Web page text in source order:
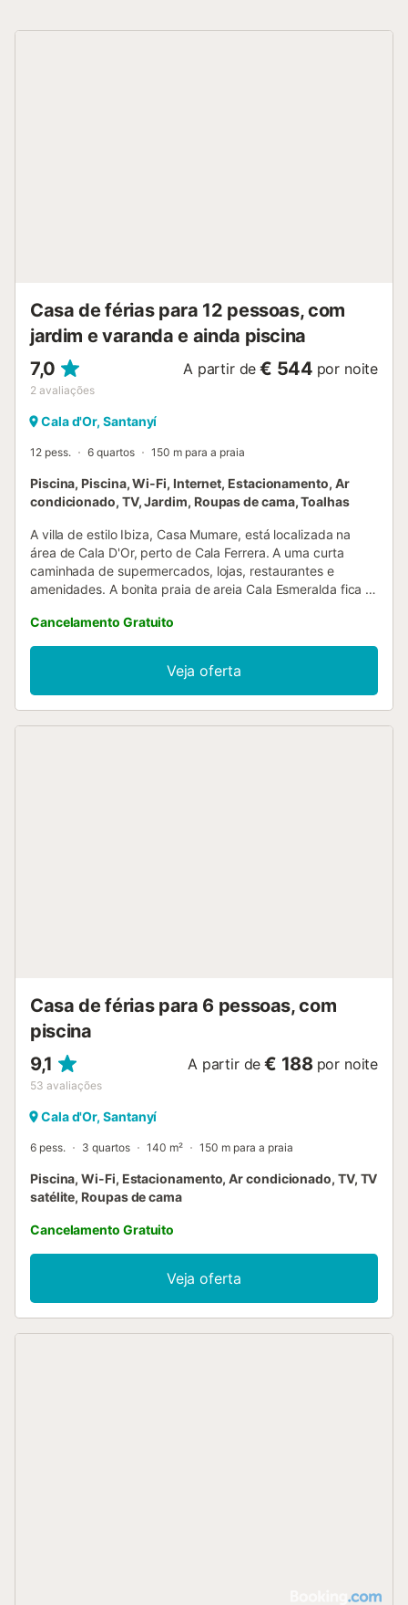
Casa de férias para 12 pessoas, com
jardim e varanda e ainda piscina
7,0
2 avaliações
A partir de € 544 por noite
Cala d'Or, Santanyí
12 pess. 6 quartos 150 m para a praia
Piscina, Piscina, Wi-Fi, Internet, Estacionamento, Ar
condicionado, TV, Jardim, Roupas de cama, Toalhas
A villa de estilo Ibiza, Casa Mumare, está localizada na
área de Cala D'Or, perto de Cala Ferrera. A uma curta
caminhada de supermercados, lojas, restaurantes e
amenidades. A bonita praia de areia Cala Esmeralda fica a
charmosa no estilo de Ibiza com uma bela combinação de
antigo e moderno. Conta com um jardim maduro bem
cuidado e muito espaço exterior. O rés-do-chão oferece
uma sala de estar / jantar aberta cheia de personalidade,
com acesso ao terraço coberto frontal e ao terraço lateral.
Cancelamento Gratuito
Veja oferta
Casa de férias para 6 pessoas, com
piscina
9,1
53 avaliações
A partir de € 188 por noite
Cala d'Or, Santanyí
6 pess. 3 quartos 140 m² 150 m para a praia
Piscina, Wi-Fi, Estacionamento, Ar condicionado, TV, TV
satélite, Roupas de cama
Cancelamento Gratuito
Veja oferta